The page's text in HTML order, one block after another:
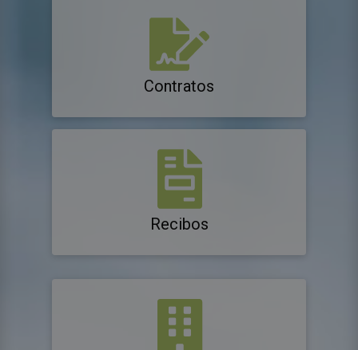
Contratos
Recibos